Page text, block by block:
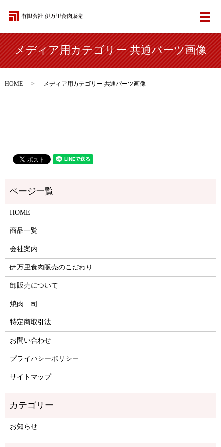
メ
メディア用カテゴリー 共通パーツ画像
HOME メディア用カテゴリー 共通パーツ画像
HOME
商品一覧
会社案内
伊万里食肉販売のこだわり
卸販売について
焼肉 司
特定商取引法
お問い合わせ
プライバシーポリシー
サイトマップ
お知らせ